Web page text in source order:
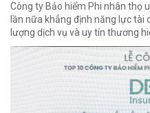
Công ty Bảo hiểm Phi nhân thọ
lần nữa khẳng định năng lực tài
lượng dịch vụ và uy tín thương